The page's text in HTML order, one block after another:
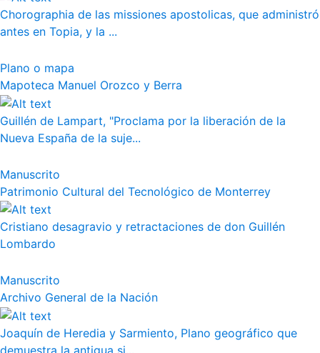
Chorographia de las missiones apostolicas, que administró
antes en Topia, y la ...
Plano o mapa
Mapoteca Manuel Orozco y Berra
Guillén de Lampart, "Proclama por la liberación de la
Nueva España de la suje...
Manuscrito
Patrimonio Cultural del Tecnológico de Monterrey
Cristiano desagravio y retractaciones de don Guillén
Lombardo
Manuscrito
Archivo General de la Nación
Joaquín de Heredia y Sarmiento, Plano geográfico que